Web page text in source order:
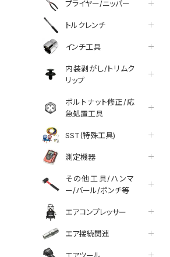
プライヤー/ニッパー
トルクレンチ
インチ工具
内装剥がし/トリムク
リップ
ボルトナット修正/応
急処置工具
SST(特殊工具)
測定機器
その他工具/ハンマ
ー/バール/ポンチ等
エアコンプレッサー
エア接続関連
エアツール
facebook
line